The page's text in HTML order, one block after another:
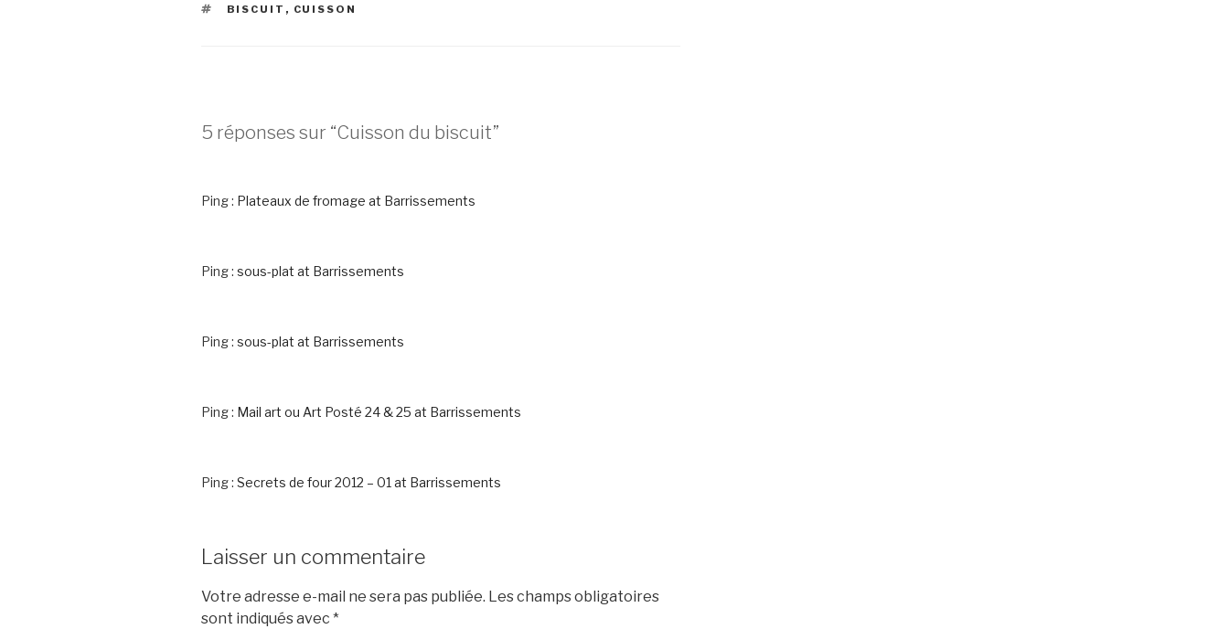
ÉTIQUETTES
BISCUIT , CUISSON
5 réponses sur “Cuisson du biscuit”
Ping : Plateaux de fromage at Barrissements
Ping : sous-plat at Barrissements
Ping : sous-plat at Barrissements
Ping : Mail art ou Art Posté 24 & 25 at Barrissements
Ping : Secrets de four 2012 – 01 at Barrissements
Laisser un commentaire
Votre adresse e-mail ne sera pas publiée. Les champs obligatoires
sont indiqués avec *